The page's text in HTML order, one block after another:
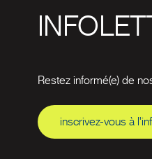
Restez informé(e) de
inscrivez-vous à